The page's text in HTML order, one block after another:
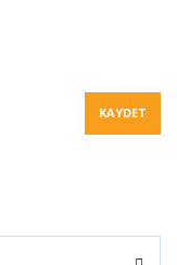
KAYDET